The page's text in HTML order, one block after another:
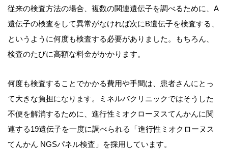
従来の検査方法の場合、複数の関連遺伝子を調べるために、A
遺伝子の検査をして異常がなければ次にB遺伝子を検査する、
というように何度も検査する必要がありました。もちろん、
検査のたびに高額な料金がかかります。
何度も検査することでかかる費用や手間は、患者さんにとっ
て大きな負担になります。ミネルバクリニックではそうした
不便を解消するために、進行性ミオクローヌスてんかんに関
連する19遺伝子を一度に調べられる「進行性ミオクローヌス
てんかん NGSパネル検査」を採用しています。